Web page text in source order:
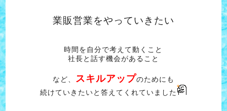
業販営業をや っていきたい
時間を自分で考えて動くこと
社長と話す機会があること
など、 スキルアップのためにも
続けていきたいと答えてくれていました